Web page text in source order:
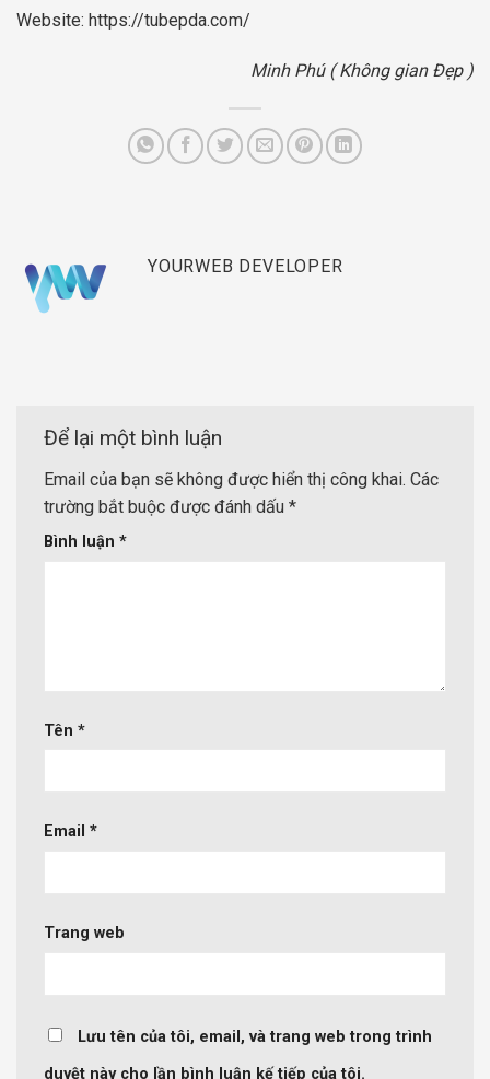
Website: https://tubepda.com/
Minh Phú ( Không gian Đẹp )
YOURWEB DEVELOPER
Để lại một bình luận
Email của bạn sẽ không được hiển thị công khai. Các
trường bắt buộc được đánh dấu *
Bình luận *
Tên *
Email *
Trang web
Lưu tên của tôi, email, và trang web trong trình
duyệt này cho lần bình luận kế tiếp của tôi.